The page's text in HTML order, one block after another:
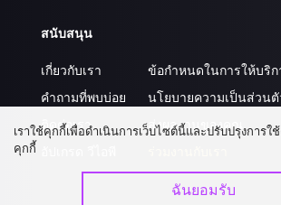
สนับสนุน
เกี่ยวกับเรา
คำถามที่พบบ่อย
ติดต่อเรา
ข้อกำหนดในการให้บริก
นโยบายความเป็นส่วนตั
ส่งผลงานของคุณ
เราใช้คุกกี้เพื่อดำเนินการเว็บไซต์นี้และปรับปรุงการใ
คุกกี้
ฉันยอมรับ